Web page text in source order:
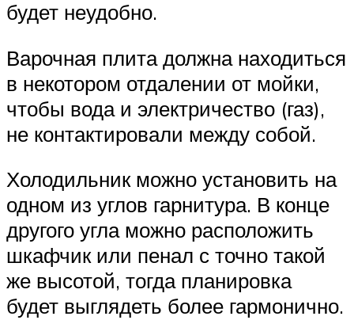
будет неудобно.
Варочная плита должна находиться
в некотором отдалении от мойки,
чтобы вода и электричество (газ),
не контактировали между собой.
Холодильник можно установить на
одном из углов гарнитура. В конце
другого угла можно расположить
шкафчик или пенал с точно такой
же высотой, тогда планировка
будет выглядеть более гармонично.